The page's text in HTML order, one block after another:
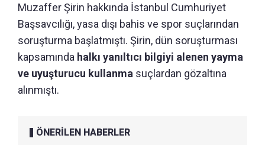
Muzaffer Şirin hakkında İstanbul Cumhuriyet
Başsavcılığı, yasa dışı bahis ve spor suçlarından
soruşturma başlatmıştı. Şirin, dün soruşturması
kapsamında halkı yanıltıcı bilgiyi alenen yayma
ve uyuşturucu kullanma suçlardan gözaltına
alınmıştı.
ÖNERİLEN HABERLER